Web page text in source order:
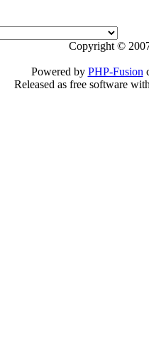
Copyright ©
Powered by PHP-Fusion
Released as free software